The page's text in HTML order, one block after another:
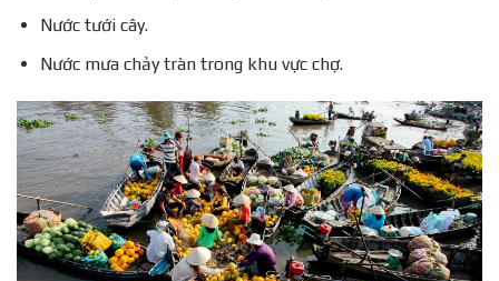
Nước tưới cây.
Nước mưa chảy tràn trong khu vực chợ.